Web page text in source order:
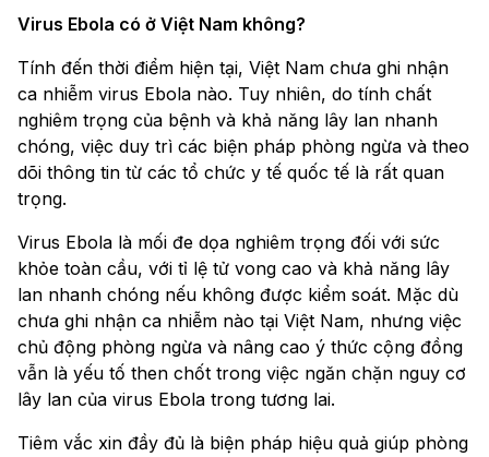
Virus Ebola có ở Việt Nam không?
Tính đến thời điểm hiện tại, Việt Nam chưa ghi nhận
ca nhiễm virus Ebola nào. Tuy nhiên, do tính chất
nghiêm trọng của bệnh và khả năng lây lan nhanh
chóng, việc duy trì các biện pháp phòng ngừa và theo
dõi thông tin từ các tổ chức y tế quốc tế là rất quan
trọng.
Virus Ebola là mối đe dọa nghiêm trọng đối với sức
khỏe toàn cầu, với tỉ lệ tử vong cao và khả năng lây
lan nhanh chóng nếu không được kiểm soát. Mặc dù
chưa ghi nhận ca nhiễm nào tại Việt Nam, nhưng việc
chủ động phòng ngừa và nâng cao ý thức cộng đồng
vẫn là yếu tố then chốt trong việc ngăn chặn nguy cơ
lây lan của virus Ebola trong tương lai.
Tiêm vắc xin đầy đủ là biện pháp hiệu quả giúp phòng